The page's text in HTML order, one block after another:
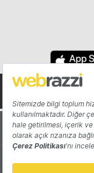
Hakkında
Katkıda Bulun